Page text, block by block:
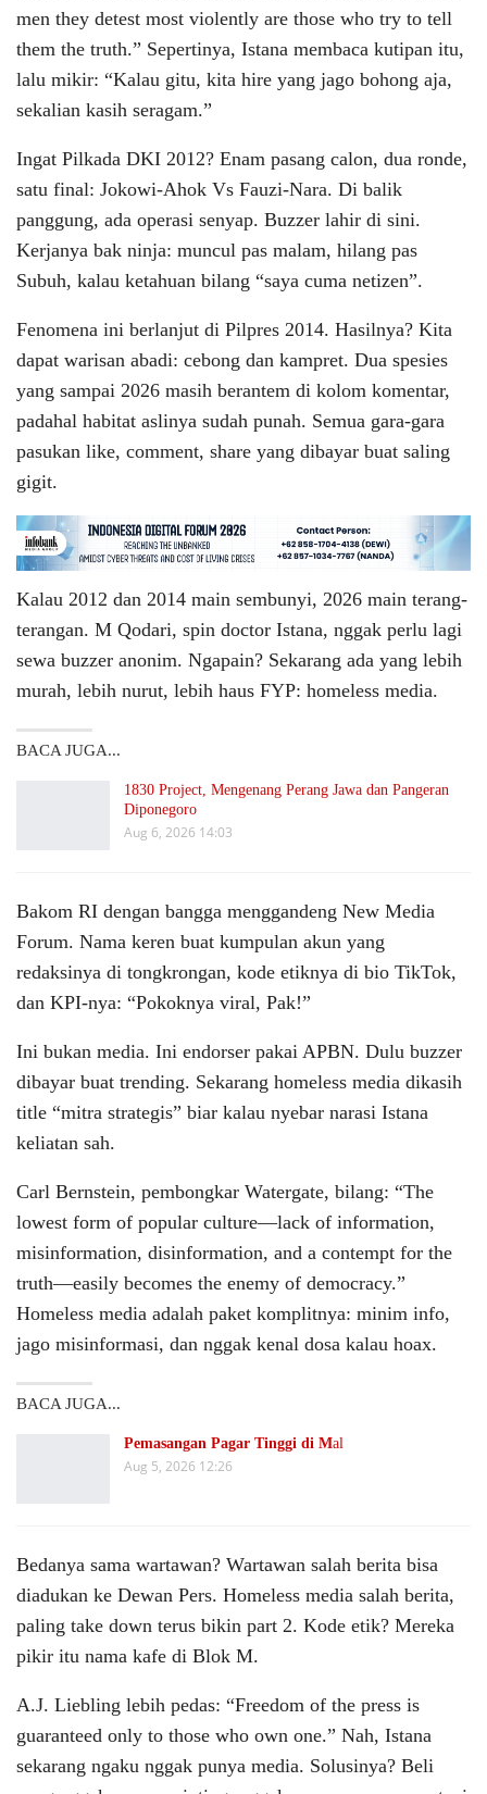
men they detest most violently are those who try to tell
them the truth.” Sepertinya, Istana membaca kutipan itu,
lalu mikir: “Kalau gitu, kita hire yang jago bohong aja,
sekalian kasih seragam.”
Ingat Pilkada DKI 2012? Enam pasang calon, dua ronde,
satu final: Jokowi-Ahok Vs Fauzi-Nara. Di balik
panggung, ada operasi senyap. Buzzer lahir di sini.
Kerjanya bak ninja: muncul pas malam, hilang pas
Subuh, kalau ketahuan bilang “saya cuma netizen”.
Fenomena ini berlanjut di Pilpres 2014. Hasilnya? Kita
dapat warisan abadi: cebong dan kampret. Dua spesies
yang sampai 2026 masih berantem di kolom komentar,
padahal habitat aslinya sudah punah. Semua gara-gara
pasukan like, comment, share yang dibayar buat saling
gigit.
Kalau 2012 dan 2014 main sembunyi, 2026 main terang-
terangan. M Qodari, spin doctor Istana, nggak perlu lagi
sewa buzzer anonim. Ngapain? Sekarang ada yang lebih
murah, lebih nurut, lebih haus FYP: homeless media.
BACA JUGA...
1830 Project, Mengenang Perang Jawa dan Pangeran
Diponegoro
Aug 6, 2026 14:03
Bakom RI dengan bangga menggandeng New Media
Forum. Nama keren buat kumpulan akun yang
redaksinya di tongkrongan, kode etiknya di bio TikTok,
dan KPI-nya: “Pokoknya viral, Pak!”
Ini bukan media. Ini endorser pakai APBN. Dulu buzzer
dibayar buat trending. Sekarang homeless media dikasih
title “mitra strategis” biar kalau nyebar narasi Istana
keliatan sah.
Carl Bernstein, pembongkar Watergate, bilang: “The
lowest form of popular culture—lack of information,
misinformation, disinformation, and a contempt for the
truth—easily becomes the enemy of democracy.”
Homeless media adalah paket komplitnya: minim info,
jago misinformasi, dan nggak kenal dosa kalau hoax.
BACA JUGA...
Pemasangan Pagar Tinggi di Mal
Aug 5, 2026 12:26
Bedanya sama wartawan? Wartawan salah berita bisa
diadukan ke Dewan Pers. Homeless media salah berita,
paling take down terus bikin part 2. Kode etik? Mereka
pikir itu nama kafe di Blok M.
A.J. Liebling lebih pedas: “Freedom of the press is
guaranteed only to those who own one.” Nah, Istana
sekarang ngaku nggak punya media. Solusinya? Beli